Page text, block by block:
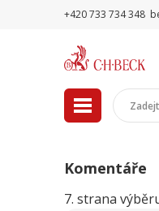
+420 733 734 348
Komentáře
7. strana